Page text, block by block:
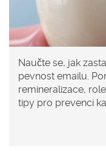
Naučte se, jak
pevnost emailu.
remineralizace,
tipy pro prevenci